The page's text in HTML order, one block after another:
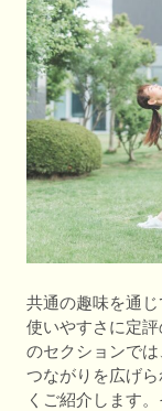
共通の趣味を通
使いやすさに定
のセクションで
つながりを広げ
くご紹介します